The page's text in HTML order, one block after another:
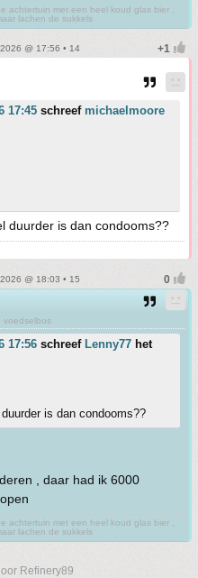
achtertuin met een heel koud glas bier ,
lachen de sukkels
@ 17:56 • 14
17:45 schreef michaelmoore
duurder is dan condooms??
@ 18:03 • 15
voedselbos
17:56 schreef Lenny77 het
is dan condooms??
, daar had ik 6000
achtertuin met een heel koud glas bier ,
lachen de sukkels
Refinery89